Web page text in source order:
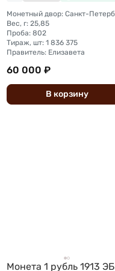
Вес, г: 25,85
Проба: 802
Тираж, шт: 1 836 375
Правитель: Елизавета
60 000 ₽
В корзину
Монета 1 рубль 1913 ЭБ